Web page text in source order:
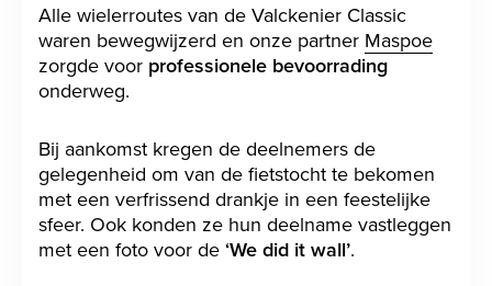
Alle wielerroutes van de Valckenier Classic
waren bewegwijzerd en onze partner Maspoe
zorgde voor professionele bevoorrading
onderweg.
Bij aankomst kregen de deelnemers de
gelegenheid om van de fietstocht te bekomen
met een verfrissend drankje in een feestelijke
sfeer. Ook konden ze hun deelname vastleggen
met een foto voor de‘We did it wall’.